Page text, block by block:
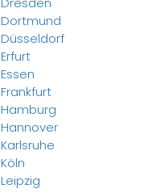
Dortmund
Düsseldorf
Erfurt
Essen
Frankfurt
Hamburg
Hannover
Karlsruhe
Köln
Leipzig